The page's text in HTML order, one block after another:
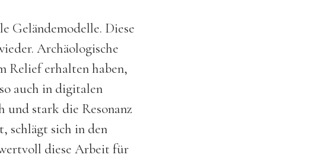
Geländemodelle. Diese
Archäologische
Relief erhalten haben,
auch in digitalen
und stark die Resonanz
schlägt sich in den
diese Arbeit für